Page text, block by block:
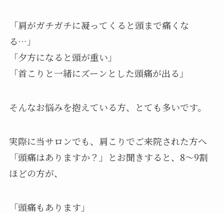
「肩がガチガチに凝ってくると頭まで痛くな
る…」
「夕方になると頭が重い」
「首こりと一緒にズーンとした頭痛が出る」
そんなお悩みを抱えている方、とても多いです。
実際に当サロンでも、肩こりでご来院された方へ
「頭痛はありますか？」とお聞きすると、8〜9割
ほどの方が、
「頭痛もあります」